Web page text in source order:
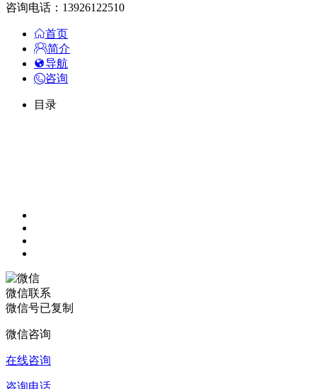
咨询电话：13926122510
首页
简介
导航
咨询
目录
微信联系
微信号已复制
微信咨询
在线咨询